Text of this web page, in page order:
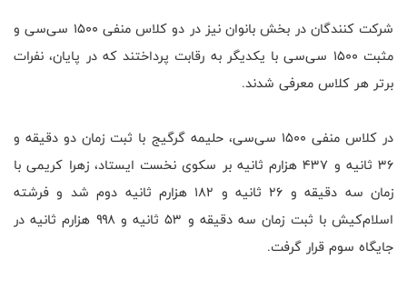
شرکت کنندگان در بخش بانوان نیز در دو کلاس منفی ۱۵۰۰ سی‌سی و
مثبت ۱۵۰۰ سی‌سی با یکدیگر به رقابت پرداختند که در پایان، نفرات
برتر هر کلاس معرفی شدند.
در کلاس منفی ۱۵۰۰ سی‌سی، حلیمه گرگیج با ثبت زمان دو دقیقه و
۳۶ ثانیه و ۴۳۷ هزارم ثانیه بر سکوی نخست ایستاد، زهرا کریمی با
زمان سه دقیقه و ۲۶ ثانیه و ۱۸۲ هزارم ثانیه دوم شد و فرشته
اسلام‌کیش با ثبت زمان سه دقیقه و ۵۳ ثانیه و ۹۹۸ هزارم ثانیه در
جایگاه سوم قرار گرفت.